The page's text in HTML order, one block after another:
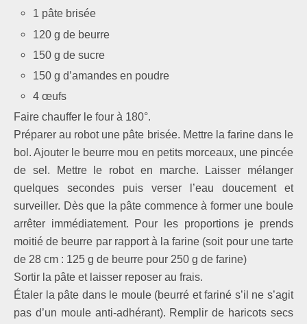
1 pâte brisée
120 g de beurre
150 g de sucre
150 g d’amandes en poudre
4 œufs
Faire chauffer le four à 180°.
Préparer au robot une pâte brisée. Mettre la farine dans le
bol. Ajouter le beurre mou en petits morceaux, une pincée
de sel. Mettre le robot en marche. Laisser mélanger
quelques secondes puis verser l’eau doucement et
surveiller. Dès que la pâte commence à former une boule
arrêter immédiatement. Pour les proportions je prends
moitié de beurre par rapport à la farine (soit pour une tarte
de 28 cm : 125 g de beurre pour 250 g de farine)
Sortir la pâte et laisser reposer au frais.
Étaler la pâte dans le moule (beurré et fariné s’il ne s’agit
pas d’un moule anti-adhérant). Remplir de haricots secs